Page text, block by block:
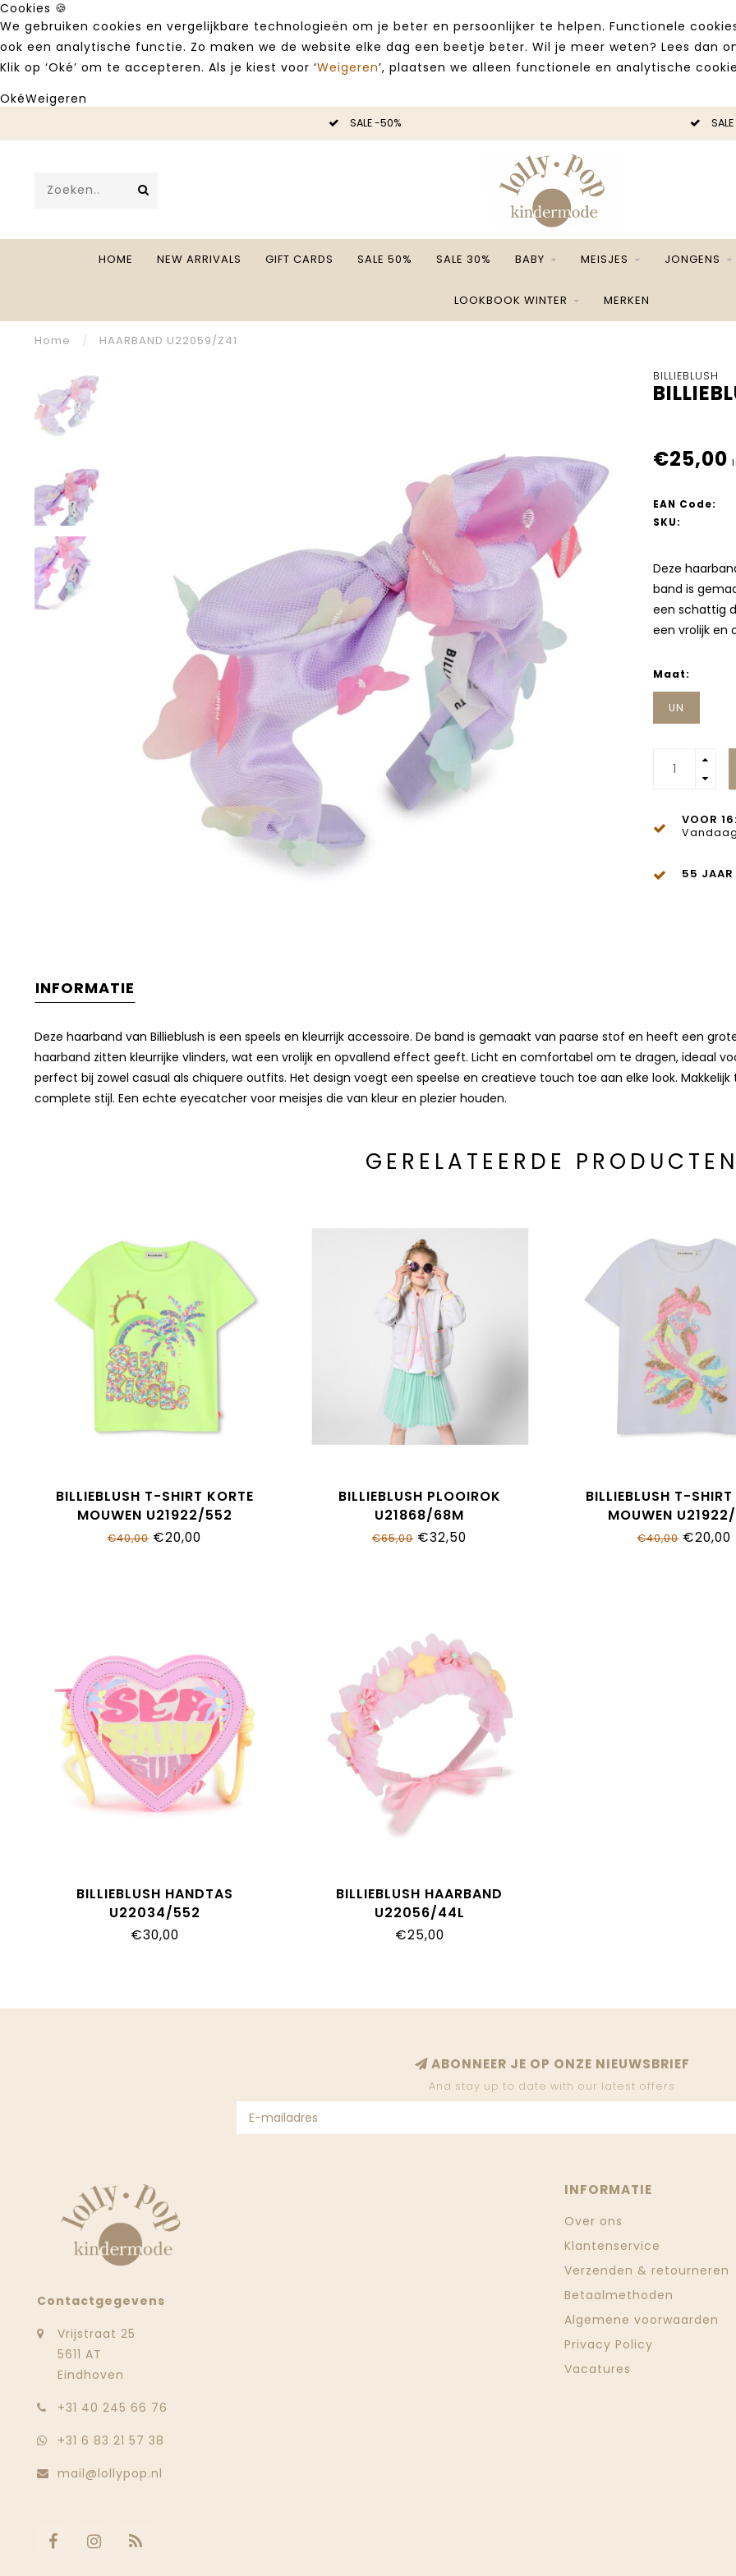
Cookies 🍪
We gebruiken cookies en vergelijkbare technologieën om je beter en persoonlijker te helpen. Functionele
ook een analytische functie. Zo maken we de website elke dag een beetje beter. Wil je meer weten? Lees dan
Klik op ‘Oké’ om te accepteren. Als je kiest voor ‘Weigeren’, plaatsen we alleen functionele en analytische
OkéWeigeren
SALE -50%
HOME NEW ARRIVALS GIFT CARDS SALE 50% SALE 30% BABY MEISJES JONGENS
LOOKBOOK WINTER MERKEN
Home / HAARBAND U22059/Z41
BILLIEBLUSH
€25,00
EAN Code:
SKU:
Deze
band is
een schattig
een vrolijk en
Maat:
UN
VOOR
55 JAAR
INFORMATIE
Deze haarband van Billieblush is een speels en kleurrijk accessoire. De band is gemaakt van paarse stof en heeft een
haarband zitten kleurrijke vlinders, wat een vrolijk en opvallend effect geeft. Licht en comfortabel om te dragen, ideaal
perfect bij zowel casual als chiquere outfits. Het design voegt een speelse en creatieve touch toe aan elke look.
complete stijl. Een echte eyecatcher voor meisjes die van kleur en plezier houden.
GERELATEERDE
BILLIEBLUSH T-SHIRT KORTE
MOUWEN U21922/552
€40,00€20,00
BILLIEBLUSH PLOOIROK
U21868/68M
€65,00€32,50
BILLIEBLUSH T-
MOUWEN
€40,00€20,00
BILLIEBLUSH HANDTAS
U22034/552
€30,00
BILLIEBLUSH HAARBAND
U22056/44L
€25,00
ABONNEER JE OP ONZE NIEUWSBRIEF
And stay up to date with our latest offers
Contactgegevens
Vrijstraat 25
5611 AT
Eindhoven
‭+31 40 245 66 76
+31 6 83 21 57 38
mail@lollypop.nl
INFORMATIE
Over ons
Klantenservice
Verzenden & retourneren
Betaalmethoden
Algemene voorwaarden
Privacy Policy
Vacatures